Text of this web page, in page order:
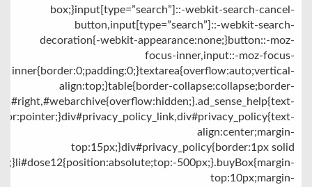
box;}input[type=”search”]::-webkit-search-cancel-
button,input[type=”search”]::-webkit-search-
decoration{-webkit-appearance:none;}button::-moz-
focus-inner,input::-moz-focus-
inner{border:0;padding:0;}textarea{overflow:auto;vertical-
align:top;}table{border-collapse:collapse;border-
align:center;margin-
top:15px;}div#privacy_policy{border:1px solid
500px;}.buyBox{margin-
top:10px;margin-